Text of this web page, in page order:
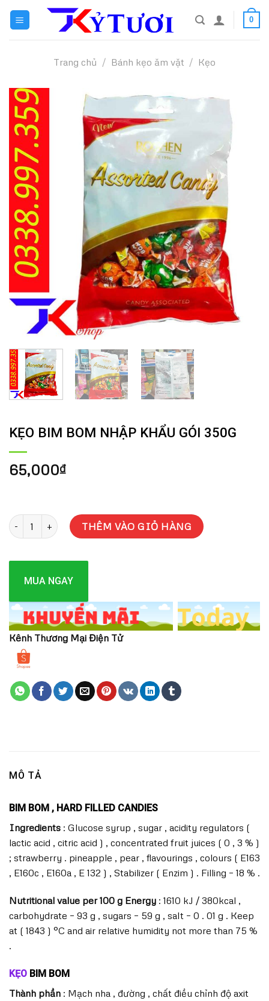
content
0
Trang chủ / Bánh kẹo ăm vặt / Kẹo
KẸO BIM BOM NHẬP KHẨU GÓI 350G
65,000₫
KẸO BIM BOM NHẬP KHẨU GÓI 350G số lượng
THÊM VÀO GIỎ HÀNG
MUA NGAY
Kênh Thương Mại Điện Tử
MÔ TẢ
BIM BOM , HARD FILLED CANDIES
Ingredients : Glucose syrup , sugar , acidity regulators (
lactic acid , citric acid ) , concentrated fruit juices ( 0 , 3 % )
; strawberry . pineapple , pear , flavourings , colours ( E163
, E160c , E160a , E 132 ) , Stabilizer ( Enzim ) . Filling – 18 % .
Nutritional value per 100 g Energy : 1610 kJ / 380kcal ,
carbohydrate – 93 g , sugars – 59 g , salt – 0 . 01 g . Keep
at ( 1843 ) °C and air relative humidity not more than 75 %
.
KẸO BIM BOM
Thành phần : Mạch nha , đường , chất điều chỉnh độ axit